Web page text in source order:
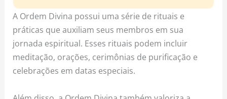
A Ordem Divina possui uma série de rituais e
práticas que auxiliam seus membros em sua
jornada espiritual. Esses rituais podem incluir
meditação, orações, cerimônias de purificação e
celebrações em datas especiais.